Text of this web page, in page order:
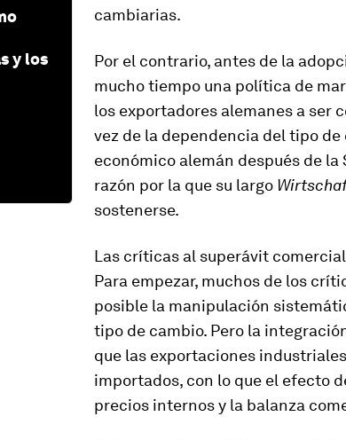
y los
cambiarias.
Por el contrario, antes de la
mucho tiempo una política de
los exportadores alemanes a ser
vez de la dependencia del tipo
económico alemán después de
razón por la que su largo
sostenerse.
Las críticas al superávit
Para empezar, muchos de los
posible la manipulación
tipo de cambio. Pero la
que las exportaciones
importados, con lo que el efecto
precios internos y la balanza